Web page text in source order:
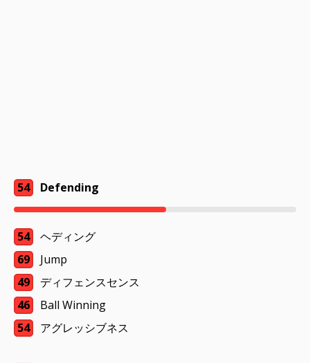
54 Defending
54
ヘディング
69
Jump
49
ディフェンスセンス
46
Ball Winning
54
アグレッシブネス